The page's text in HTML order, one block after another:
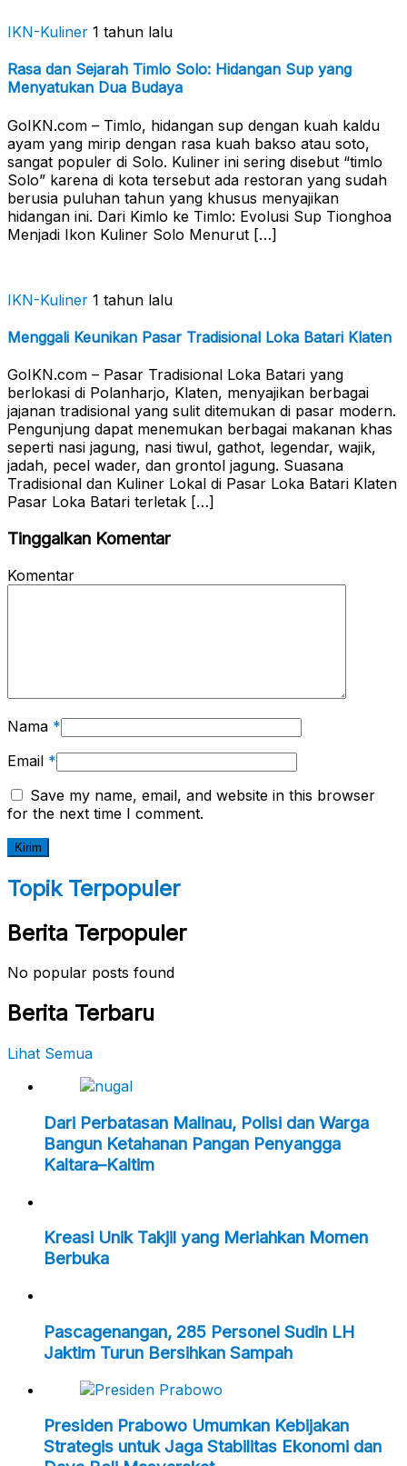
IKN-Kuliner 1 tahun lalu
Rasa dan Sejarah Timlo Solo: Hidangan Sup yang
Menyatukan Dua Budaya
GoIKN.com – Timlo, hidangan sup dengan kuah kaldu
ayam yang mirip dengan rasa kuah bakso atau soto,
sangat populer di Solo. Kuliner ini sering disebut “timlo
Solo” karena di kota tersebut ada restoran yang sudah
berusia puluhan tahun yang khusus menyajikan
hidangan ini. Dari Kimlo ke Timlo: Evolusi Sup Tionghoa
Menjadi Ikon Kuliner Solo Menurut […]
IKN-Kuliner 1 tahun lalu
Menggali Keunikan Pasar Tradisional Loka Batari Klaten
GoIKN.com – Pasar Tradisional Loka Batari yang
berlokasi di Polanharjo, Klaten, menyajikan berbagai
jajanan tradisional yang sulit ditemukan di pasar modern.
Pengunjung dapat menemukan berbagai makanan khas
seperti nasi jagung, nasi tiwul, gathot, legendar, wajik,
jadah, pecel wader, dan grontol jagung. Suasana
Tradisional dan Kuliner Lokal di Pasar Loka Batari Klaten
Pasar Loka Batari terletak […]
Tinggalkan Komentar
Komentar
Nama *
Email *
Save my name, email, and website in this browser
for the next time I comment.
Topik Terpopuler
Berita Terpopuler
No popular posts found
Berita Terbaru
Lihat Semua
Dari Perbatasan Malinau, Polisi dan Warga
Bangun Ketahanan Pangan Penyangga
Kaltara–Kaltim
Kreasi Unik Takjil yang Meriahkan Momen
Berbuka
Pascagenangan, 285 Personel Sudin LH
Jaktim Turun Bersihkan Sampah
Presiden Prabowo Umumkan Kebijakan
Strategis untuk Jaga Stabilitas Ekonomi dan